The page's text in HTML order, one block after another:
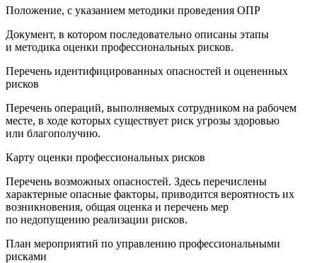
Положение, с указанием методики проведения ОПР
Документ, в котором последовательно описаны этапы
и методика оценки профессиональных рисков.
Перечень идентифицированных опасностей и оцененных
рисков
Перечень операций, выполняемых сотрудником на рабочем
месте, в ходе которых существует риск угрозы здоровью
или благополучию.
Карту оценки профессиональных рисков
Перечень возможных опасностей. Здесь перечислены
характерные опасные факторы, приводится вероятность их
возникновения, общая оценка и перечень мер
по недопущению реализации рисков.
План мероприятий по управлению профессиональными
рисками